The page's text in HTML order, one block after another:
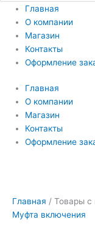
Главная
О компании
Магазин
Контакты
Оформление
Главная
О компании
Магазин
Контакты
Оформление
Главная / Товары с
Муфта включения